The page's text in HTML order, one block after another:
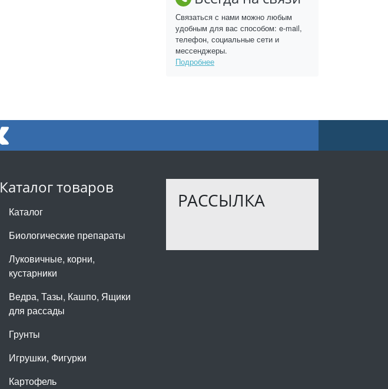
Связаться с нами можно любым
удобным для вас способом: e-mail,
телефон, социальные сети и
мессенджеры.
Подробнее
Каталог товаров
Каталог
Биологические препараты
Луковичные, корни,
кустарники
Ведра, Тазы, Кашпо, Ящики
для рассады
Грунты
Игрушки, Фигурки
Картофель
РАССЫЛКА